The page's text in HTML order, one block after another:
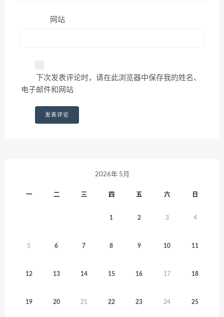
网站
下次发表评论时，请在此浏览器中保存我的姓名、
电子邮件和网站
2026年 5月
一 二 三 四 五 六 日
1 2 3 4
5 6 7 8 9 10 11
12 13 14 15 16 17 18
19 20 21 22 23 24 25